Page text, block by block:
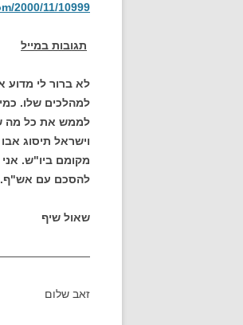
2000/11/10999
תגובות במייל
לא ברור לי מדוע
למהלכים שלו.
לממש את כל מה
וישראל תיסוג
מקומם ביו"ש.
להסכם עם אש"ף.
שאול שיף
זאב שלום